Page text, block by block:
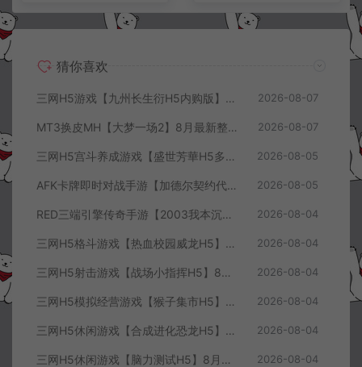
猜你喜欢
三网H5游戏【九州长生衍H5内购版】8月最新整理Linux手工服务端+管理后台+GM授权后台+简易安卓客户端+详细搭建教程+视频教程 2026-08-07
MT3换皮MH【大梦一场2】8月最新整理Linux手工服务端+源码+管理后台+安卓苹果双端+详细搭建教程+视频教程 2026-08-07
三网H5宫斗养成游戏【盛世芳華H5多区跨服代金券内购优化版】8月最新整理Linux手工服务端+CDK授权后台+全资源安卓+详细搭建教程+视频教程 2026-08-05
AFK卡牌即时对战手游【加德尔契约代金券内购修复版】8月最新整理Linux手工服务端+前后端全套源码+CDK授权后台+安卓苹果双端+详细搭建教程+视频教程 2026-08-05
RED三端引擎传奇手游【2003我本沉默三职业】8月最新整理Win一键服务端+PC安卓+详细搭建教程 2026-08-04
三网H5格斗游戏【热血校园威龙H5】8月最新整理Linux手工服务端+Win一键服务端+解压即玩+简易安卓客户端+详细搭建教程 2026-08-04
三网H5射击游戏【战场小指挥H5】8月最新整理Linux手工服务端+Win一键服务端+解压即玩+简易安卓客户端+详细搭建教程 2026-08-04
三网H5模拟经营游戏【猴子集市H5】8月最新整理Linux手工服务端+Win一键服务端+解压即玩+简易安卓客户端+详细搭建教程 2026-08-04
三网H5休闲游戏【合成进化恐龙H5】8月最新整理Linux手工服务端+Win一键服务端+解压即玩+简易安卓客户端+详细搭建教程 2026-08-04
三网H5休闲游戏【脑力测试H5】8月最新整理Linux手工服务端+Win一键服务端+解压即玩+简易安卓客户端+详细搭建教程 2026-08-04